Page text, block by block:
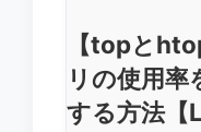
【topと
リの使用
する方法【